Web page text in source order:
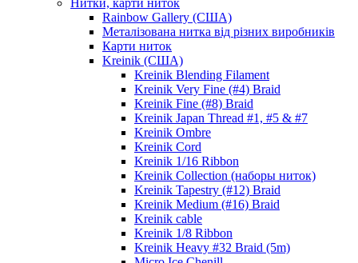
Rainbow Gallery (США)
Металізована нитка від різних виробників
Карти ниток
Kreinik (США)
Kreinik Blending Filament
Kreinik Very Fine (#4) Braid
Kreinik Fine (#8) Braid
Kreinik Japan Thread #1, #5 & #7
Kreinik Ombre
Kreinik Cord
Kreinik 1/16 Ribbon
Kreinik Collection (наборы ниток)
Kreinik Tapestry (#12) Braid
Kreinik Medium (#16) Braid
Kreinik cable
Kreinik 1/8 Ribbon
Kreinik Heavy #32 Braid (5m)